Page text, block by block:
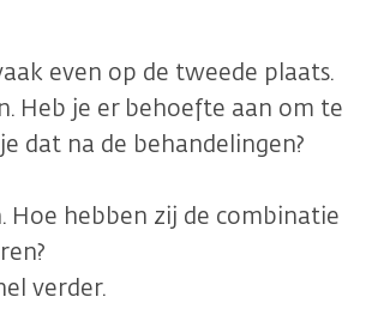
even op de tweede plaats.
Heb je er behoefte aan om te
dat na de behandelingen?
Hoe hebben zij de combinatie
verder.